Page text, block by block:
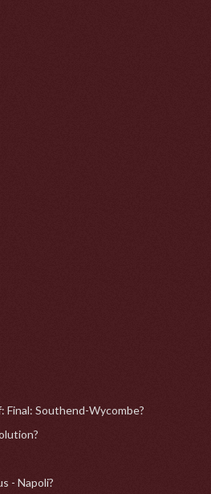
Final: Southend-Wycombe?
- Napoli?